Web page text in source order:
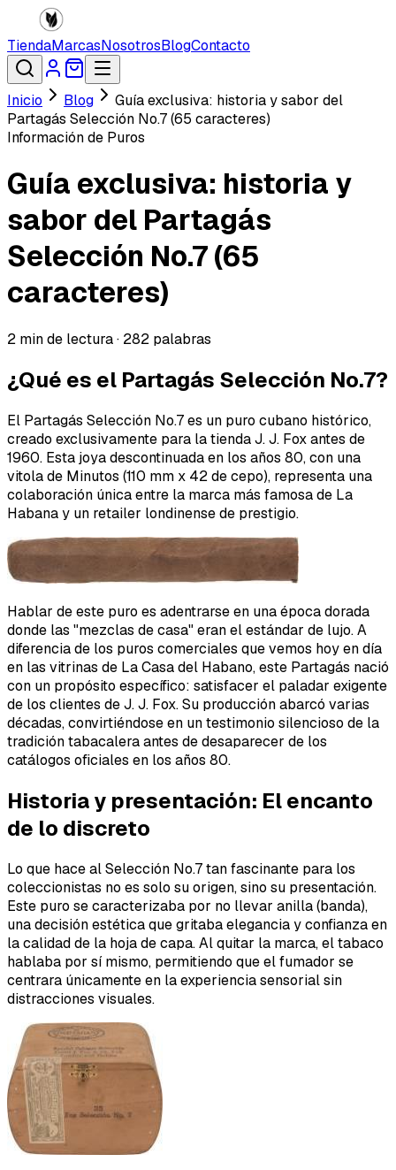
TiendaMarcasNosotrosBlogContacto
Inicio Blog
Guía exclusiva: historia y sabor del
Partagás Selección No.7 (65 caracteres)
Información de Puros
Guía exclusiva: historia y
sabor del Partagás
Selección No.7 (65
caracteres)
2 min de lectura · 282 palabras
¿Qué es el Partagás Selección No.7?
El Partagás Selección No.7 es un puro cubano histórico,
creado exclusivamente para la tienda J. J. Fox antes de
1960. Esta joya descontinuada en los años 80, con una
vitola de Minutos (110 mm x 42 de cepo), representa una
colaboración única entre la marca más famosa de La
Habana y un retailer londinense de prestigio.
Hablar de este puro es adentrarse en una época dorada
donde las "mezclas de casa" eran el estándar de lujo. A
diferencia de los puros comerciales que vemos hoy en día
en las vitrinas de La Casa del Habano, este Partagás nació
con un propósito específico: satisfacer el paladar exigente
de los clientes de J. J. Fox. Su producción abarcó varias
décadas, convirtiéndose en un testimonio silencioso de la
tradición tabacalera antes de desaparecer de los
catálogos oficiales en los años 80.
Historia y presentación: El encanto
de lo discreto
Lo que hace al Selección No.7 tan fascinante para los
coleccionistas no es solo su origen, sino su presentación.
Este puro se caracterizaba por no llevar anilla (banda),
una decisión estética que gritaba elegancia y confianza en
la calidad de la hoja de capa. Al quitar la marca, el tabaco
hablaba por sí mismo, permitiendo que el fumador se
centrara únicamente en la experiencia sensorial sin
distracciones visuales.